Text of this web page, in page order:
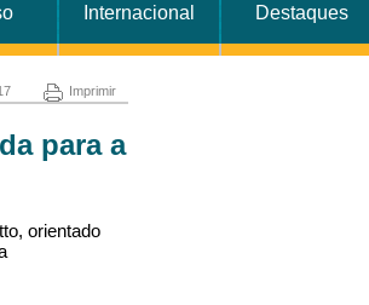
Internacional Destaques
Imprimir
para a
orientado